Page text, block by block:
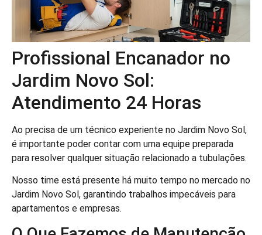
Profissional Encanador no
Jardim Novo Sol:
Atendimento 24 Horas
Ao precisa de um técnico experiente no Jardim Novo Sol,
é importante poder contar com uma equipe preparada
para resolver qualquer situação relacionado a tubulações.
Nosso time está presente há muito tempo no mercado no
Jardim Novo Sol, garantindo trabalhos impecáveis para
apartamentos e empresas.